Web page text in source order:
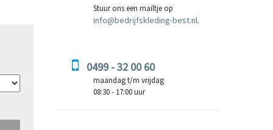
Stuur ons een mailtje op
info@bedrijfskleding-best.nl.
0499 - 32 00 60
maandag t/m vrijdag
08:30 - 17:00 uur